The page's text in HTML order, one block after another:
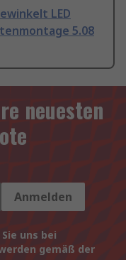
LED
5.08
neuesten
Anmelden
uns bei
gemäß der